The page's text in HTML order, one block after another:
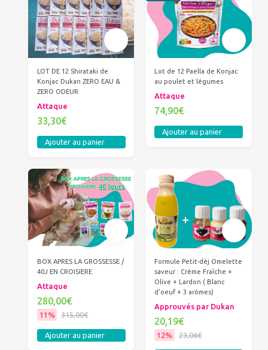
LOT DE 12 Shirataki de
Konjac Dukan ZERO EAU &
ZERO ODEUR
Attaque
33,30€
Ajouter au panier
Lot de 12 Paella de Konjac
au poulet et légumes
Attaque
74,90€
Ajouter au panier
BOX APRES LA GROSSESSE /
40J EN CROISIERE
Attaque
280,00€
11% 315,00€
Ajouter au panier
Formule Petit-déj Omelette
saveur : Crème Fraîche +
Olive + Lardon ( Blanc
d'oeuf + 3 arômes)
Approuvés par Dukan
20,19€
12% 23,06€